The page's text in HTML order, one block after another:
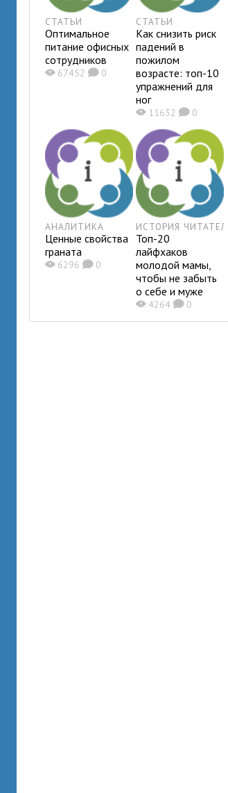
СТАТЬИ
Оптимальное
питание офисных
сотрудников
X67452K0
СТАТЬИ
Как снизить риск
падений в
пожилом
возрасте: топ-10
упражнений для
ног
X11632K0
АНАЛИТИКА
Ценные свойства
граната
X6296K0
ИСТОРИЯ ЧИТАТЕЛЯ
Топ-20
лайфхаков
молодой мамы,
чтобы не забыть
о себе и муже
X4264K0